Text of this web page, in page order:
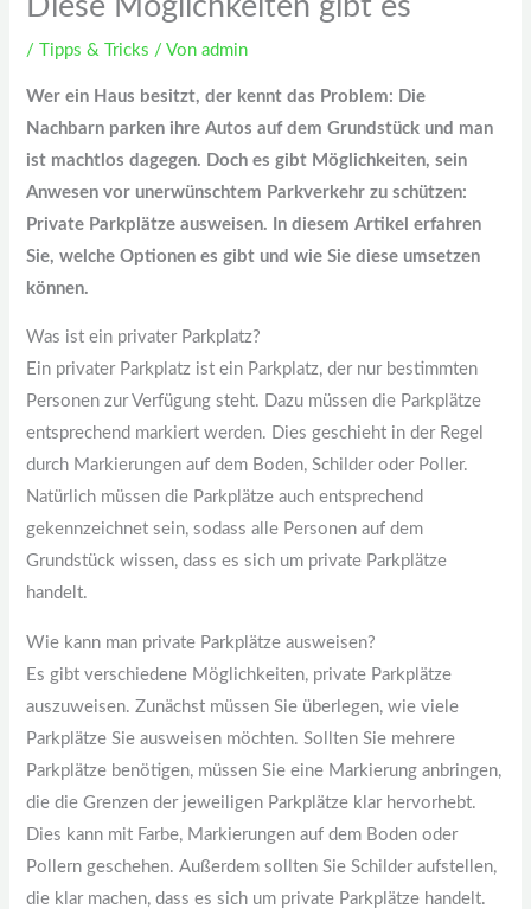
Diese Möglichkeiten gibt es
/ Tipps & Tricks / Vonadmin
Wer ein Haus besitzt, der kennt das Problem: Die
Nachbarn parken ihre Autos auf dem Grundstück und man
ist machtlos dagegen. Doch es gibt Möglichkeiten, sein
Anwesen vor unerwünschtem Parkverkehr zu schützen:
Private Parkplätze ausweisen. In diesem Artikel erfahren
Sie, welche Optionen es gibt und wie Sie diese umsetzen
können.
Was ist ein privater Parkplatz?
Ein privater Parkplatz ist ein Parkplatz, der nur bestimmten
Personen zur Verfügung steht. Dazu müssen die Parkplätze
entsprechend markiert werden. Dies geschieht in der Regel
durch Markierungen auf dem Boden, Schilder oder Poller.
Natürlich müssen die Parkplätze auch entsprechend
gekennzeichnet sein, sodass alle Personen auf dem
Grundstück wissen, dass es sich um private Parkplätze
handelt.
Wie kann man private Parkplätze ausweisen?
Es gibt verschiedene Möglichkeiten, private Parkplätze
auszuweisen. Zunächst müssen Sie überlegen, wie viele
Parkplätze Sie ausweisen möchten. Sollten Sie mehrere
Parkplätze benötigen, müssen Sie eine Markierung anbringen,
die die Grenzen der jeweiligen Parkplätze klar hervorhebt.
Dies kann mit Farbe, Markierungen auf dem Boden oder
Pollern geschehen. Außerdem sollten Sie Schilder aufstellen,
die klar machen, dass es sich um private Parkplätze handelt.